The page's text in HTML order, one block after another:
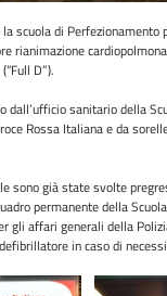
scuola di Perfezionamento
rianimazione
D”).
dall’ufficio sanitario della
Rossa Italiana e da
sono già state svolte
permanente della
gli affari generali della
in caso di